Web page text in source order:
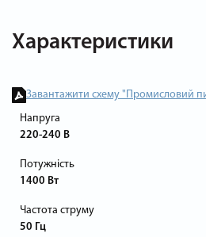
Характеристики
Завантажити схему "Промисловий
Напруга
220-240 В
Потужність
1400 Вт
Частота струму
50 Гц